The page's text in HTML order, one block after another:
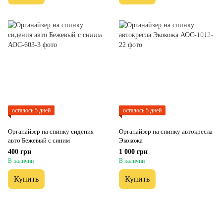
осталось 5 дней
Органайзер на спинку сидения
авто Бежевый с синим
400 грн
В наличии
Купить
осталось 5 дней
Органайзер на спинку автокресла
Экокожа
1 000 грн
В наличии
Купить